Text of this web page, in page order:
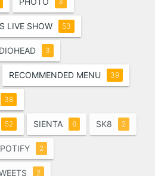
LIVE SHOW 53
3
RECOMMENDED MENU 39
38
52 SIENTA 6 SK8 2
2
2